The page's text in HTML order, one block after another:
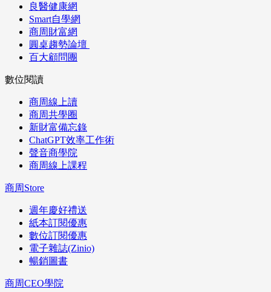
良醫健康網
Smart自學網
商周財富網
圓桌趨勢論壇
百大顧問團
數位閱讀
商周線上讀
商周共學圈
新財富備忘錄
ChatGPT效率工作術
聲音商學院
商周線上課程
商周Store
週年慶好禮送
紙本訂閱優惠
數位訂閱優惠
電子雜誌(Zinio)
暢銷圖書
商周CEO學院